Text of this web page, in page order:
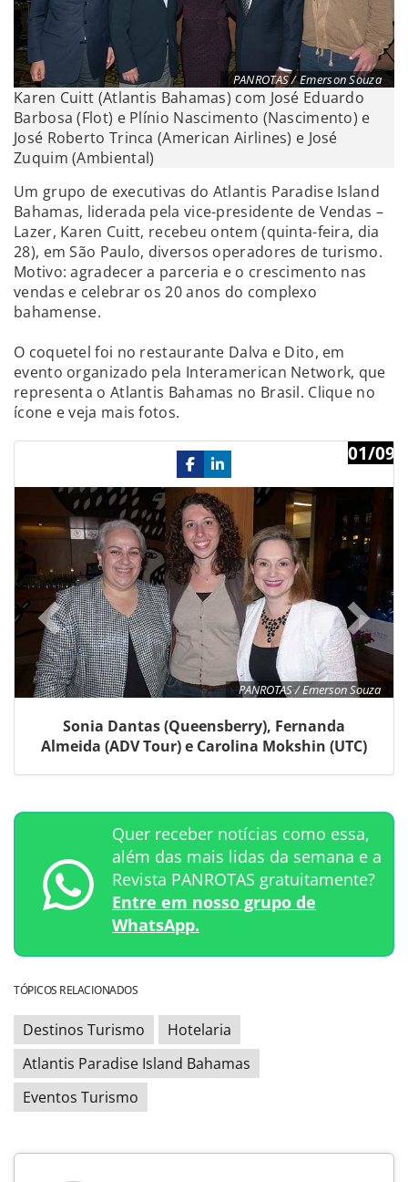
PANROTAS / Emerson Souza
Karen Cuitt (Atlantis Bahamas) com José Eduardo
Barbosa (Flot) e Plínio Nascimento (Nascimento) e
José Roberto Trinca (American Airlines) e José
Zuquim (Ambiental)
Um grupo de executivas do Atlantis Paradise Island
Bahamas, liderada pela vice-presidente de Vendas –
Lazer, Karen Cuitt, recebeu ontem (quinta-feira, dia
28), em São Paulo, diversos operadores de turismo.
Motivo: agradecer a parceria e o crescimento nas
vendas e celebrar os 20 anos do complexo
bahamense.
O coquetel foi no restaurante Dalva e Dito, em
evento organizado pela Interamerican Network, que
representa o Atlantis Bahamas no Brasil. Clique no
ícone e veja mais fotos.
PANROTAS / Emerson Souza
01/09
Sonia Dantas (Queensberry), Fernanda
Almeida (ADV Tour) e Carolina Mokshin (UTC)
Previous
Quer receber notícias como essa,
além das mais lidas da semana e a
Revista PANROTAS gratuitamente?
Entre em nosso grupo de
WhatsApp.
TÓPICOS RELACIONADOS
Destinos Turismo
Hotelaria
Atlantis Paradise Island Bahamas
Eventos Turismo